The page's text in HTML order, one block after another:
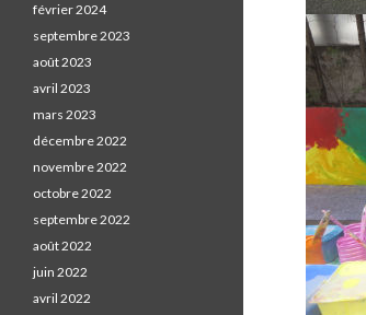
février 2024
septembre 2023
août 2023
avril 2023
mars 2023
décembre 2022
novembre 2022
octobre 2022
septembre 2022
août 2022
juin 2022
avril 2022